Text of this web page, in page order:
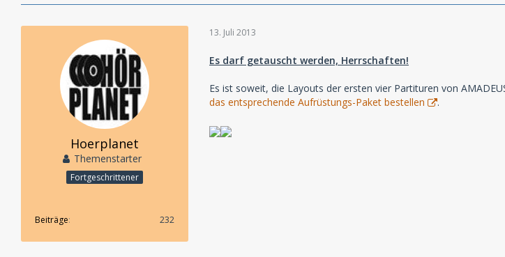
Hoerplanet
Themenstarter
Fortgeschrittener
Beiträge 232
13. Juli 2013
Es darf getauscht werden, Herrschaften!
Es ist soweit, die Layouts der ersten vier Partituren von
das entsprechende Aufrüstungs-Paket bestellen
.